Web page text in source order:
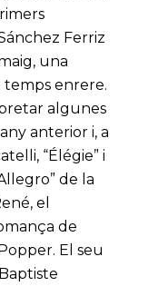
Ferriz
una
temps enrere.
algunes
anterior i, a
“Élégie” i
de la
el
de
El seu